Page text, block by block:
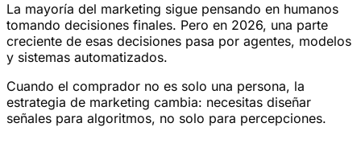
La mayoría del marketing sigue pensando en humanos
tomando decisiones finales. Pero en 2026, una parte
creciente de esas decisiones pasa por agentes, modelos
y sistemas automatizados.
Cuando el comprador no es solo una persona, la
estrategia de marketing cambia: necesitas diseñar
señales para algoritmos, no solo para percepciones.